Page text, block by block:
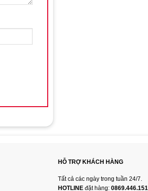
HỖ TRỢ KHÁCH HÀNG
Tất cả các ngày trong tuần 24/7.
HOTLINE đặt hàng: 0869.446.151